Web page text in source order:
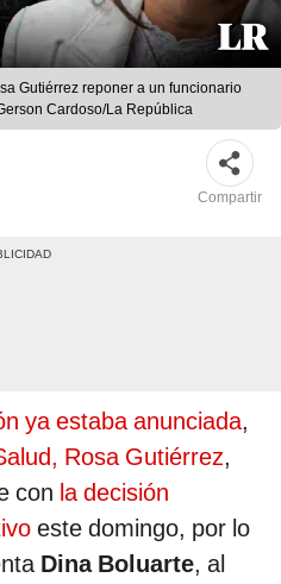
Gutiérrez reponer a un funcionario
Cardoso/La República
Compartir
ya estaba anunciada,
Rosa Gutiérrez,
con la decisión
este domingo, por lo
Dina Boluarte, al